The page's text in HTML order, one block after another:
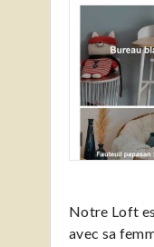
Notre Loft
avec sa